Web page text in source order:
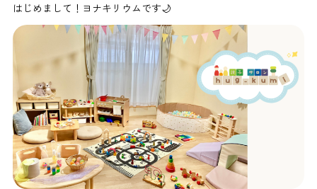
はじめまして！ヨナキリウムです🌙